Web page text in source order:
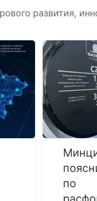
развития,
по